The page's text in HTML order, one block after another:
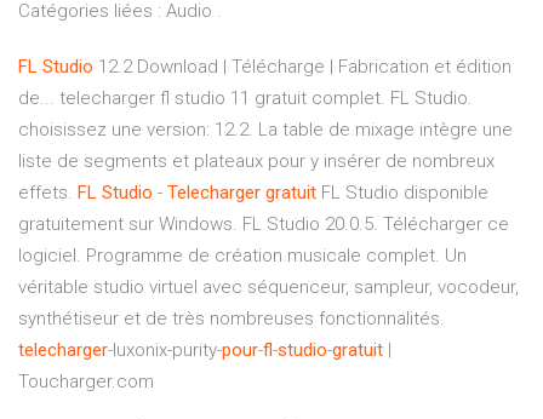
Catégories liées : Audio .
FL Studio 12.2 Download | Télécharge | Fabrication et édition
de... telecharger fl studio 11 gratuit complet. FL Studio.
choisissez une version: 12.2. La table de mixage intègre une
liste de segments et plateaux pour y insérer de nombreux
effets. FL Studio - Telecharger gratuit FL Studio disponible
gratuitement sur Windows. FL Studio 20.0.5. Télécharger ce
logiciel. Programme de création musicale complet. Un
véritable studio virtuel avec séquenceur, sampleur, vocodeur,
synthétiseur et de très nombreuses fonctionnalités.
telecharger-luxonix-purity-pour-fl-studio-gratuit
Toucharger.com